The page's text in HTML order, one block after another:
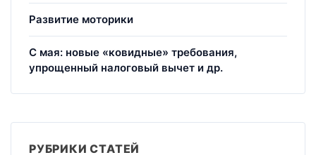
Развитие моторики
С мая: новые «ковидные» требования,
упрощенный налоговый вычет и др.
РУБРИКИ СТАТЕЙ